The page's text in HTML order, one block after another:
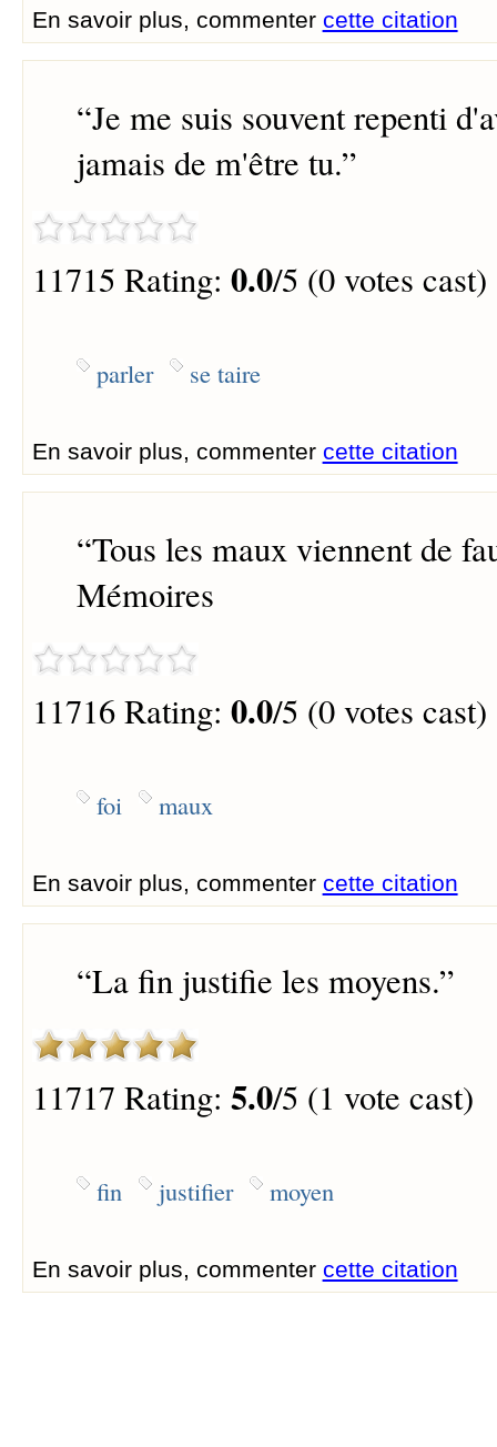
En savoir plus, commenter cette citation
“Je me suis souvent repenti
jamais de m'être tu.”
11715 Rating: 0.0/5 (0 votes cast)
parler se taire
En savoir plus, commenter cette citation
“Tous les maux viennent de
Mémoires
11716 Rating: 0.0/5 (0 votes cast)
foi maux
En savoir plus, commenter cette citation
“La fin justifie les moyens.”
11717 Rating: 5.0/5 (1 vote cast)
fin justifier moyen
En savoir plus, commenter cette citation